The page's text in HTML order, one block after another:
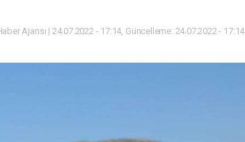
Ajansı | 24.07.2022 - 17:14, Güncelleme: 24.07.2022 - 17:14